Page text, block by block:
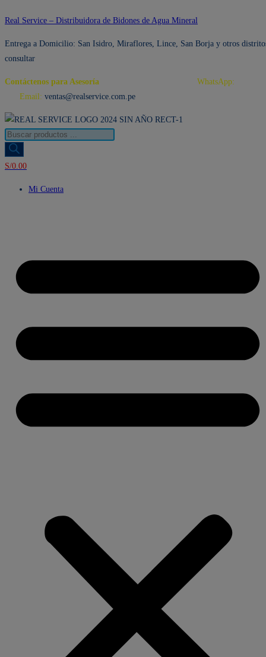
Ir
contenido
Real Service – Distribuidora de Bidones de Agua Mineral
Entrega a Domicilio: San Isidro, Miraflores, Lince, San Borja y otros
consultar
Contáctenos para Asesoría WhatsApp:
Email: ventas@realservice.com.pe
Búsqueda
de
productos
S/0.00
Mi Cuenta